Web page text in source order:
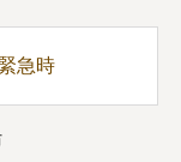
緊急時